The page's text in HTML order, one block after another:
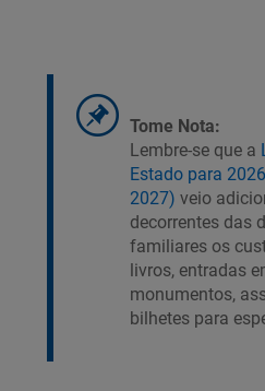
Tome Nota:
Lembre-se que a
Estado para
2027) veio
decorrentes das
familiares os
livros, entradas
monumentos,
bilhetes para